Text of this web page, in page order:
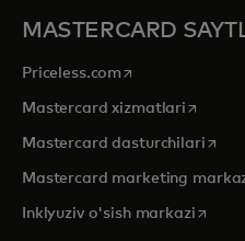
MASTERCARD
Priceless.com opens in a new
Mastercard xizmatlari opens
Mastercard dasturchilari
Mastercard marketing
Inklyuziv o'sish markaziopens